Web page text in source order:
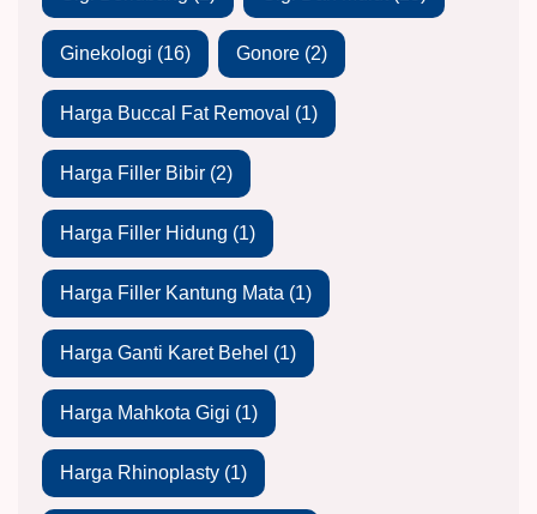
Ginekologi (16) Gonore (2)
Harga Buccal Fat Removal (1)
Harga Filler Bibir (2)
Harga Filler Hidung (1)
Harga Filler Kantung Mata (1)
Harga Ganti Karet Behel (1)
Harga Mahkota Gigi (1)
Harga Rhinoplasty (1)